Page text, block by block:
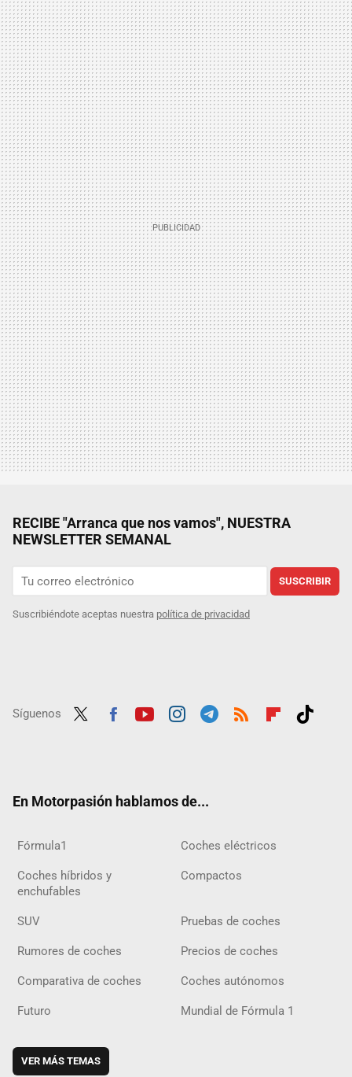
RECIBE "Arranca que nos vamos", NUESTRA
NEWSLETTER SEMANAL
SUSCRIBIR
Suscribiéndote aceptas nuestra política de privacidad
Síguenos
En Motorpasión hablamos de...
Fórmula1 Coches eléctricos
Coches híbridos y
enchufables
Compactos
SUV Pruebas de coches
Rumores de coches Precios de coches
Comparativa de coches Coches autónomos
Futuro Mundial de Fórmula 1
VER MÁS TEMAS